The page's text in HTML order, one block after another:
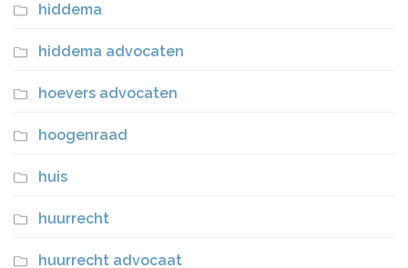
hiddema
hiddema advocaten
hoevers advocaten
hoogenraad
huis
huurrecht
huurrecht advocaat